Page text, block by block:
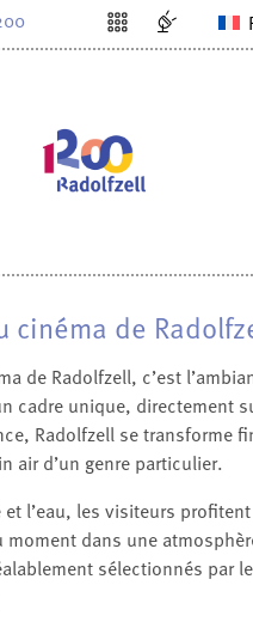
cinéma de
de Radolfzell, c’est
cadre unique, directement
Radolfzell se transforme
air d’un genre particulier.
l’eau, les visiteurs
dans une
sélectionnés par